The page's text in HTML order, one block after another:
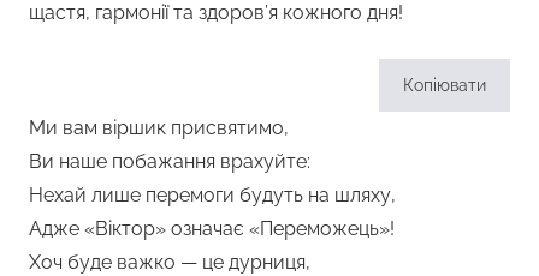
щастя, гармонії та здоров’я кожного дня!
Копіювати
Ми вам віршик присвятимо,
Ви наше побажання врахуйте:
Нехай лише перемоги будуть на шляху,
Адже «Віктор» означає «Переможець»!
Хоч буде важко — це дурниця,